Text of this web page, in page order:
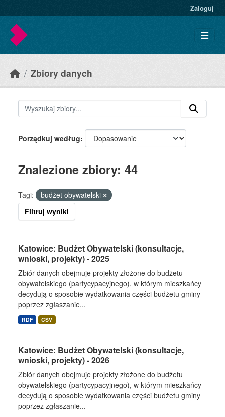
Zaloguj
Zbiory danych
Porządkuj według
Znalezione zbiory: 44
Tagi:
budżet obywatelski
Filtruj wyniki
Katowice: Budżet Obywatelski (konsultacje,
wnioski, projekty) - 2025
Zbiór danych obejmuje projekty złożone do budżetu
obywatelskiego (partycypacyjnego), w którym mieszkańcy
decydują o sposobie wydatkowania części budżetu gminy
poprzez zgłaszanie...
RDF CSV
Katowice: Budżet Obywatelski (konsultacje,
wnioski, projekty) - 2026
Zbiór danych obejmuje projekty złożone do budżetu
obywatelskiego (partycypacyjnego), w którym mieszkańcy
decydują o sposobie wydatkowania części budżetu gminy
poprzez zgłaszanie...